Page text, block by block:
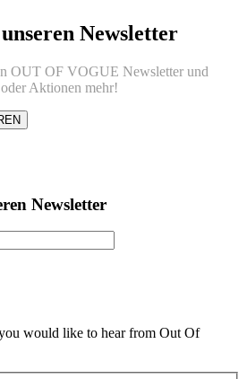
Newsletter
OUT OF VOGUE Newsletter und
Aktionen mehr!
Newsletter
would like to hear from Out Of